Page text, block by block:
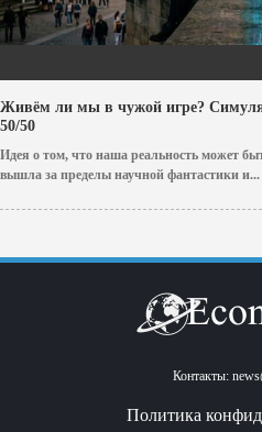
Живём ли мы в чужой игре?
50/50
Идея о том, что наша реальность может
вышла за пределы научной фантастики и...
Контакты:
Политика